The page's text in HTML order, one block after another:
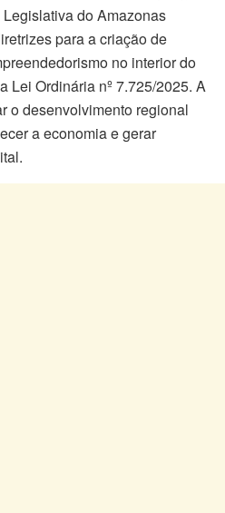
do Amazonas
para a criação de
no interior do
Lei Ordinária nº 7.725/2025. A
o desenvolvimento regional
a economia e gerar